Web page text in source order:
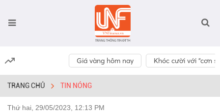
Giá vàng hôm nay Khóc cười với “cơn
TRANG CHỦ TIN NÓNG
Thứ hai, 29/05/2023, 12:13 PM